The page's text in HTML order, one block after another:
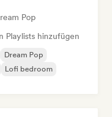
Pop
Playlists hinzufügen
Dream Pop
Lofi bedroom